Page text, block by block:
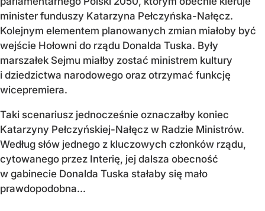
minister funduszy Katarzyna Pełczyńska-Nałęcz.
Kolejnym elementem planowanych zmian miałoby być
wejście Hołowni do rządu Donalda Tuska. Były
marszałek Sejmu miałby zostać ministrem kultury
i dziedzictwa narodowego oraz otrzymać funkcję
wicepremiera.
Taki scenariusz jednocześnie oznaczałby koniec
Katarzyny Pełczyńskiej-Nałęcz w Radzie Ministrów.
Według słów jednego z kluczowych członków rządu,
cytowanego przez Interię, jej dalsza obecność
w gabinecie Donalda Tuska stałaby się mało
prawdopodobna...